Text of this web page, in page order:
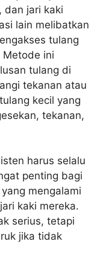
dan jari kaki
lain melibatkan
tulang
Metode ini
tulang di
tekanan atau
kecil yang
tekanan,
harus selalu
penting bagi
mengalami
kaki mereka.
serius, tetapi
jika tidak